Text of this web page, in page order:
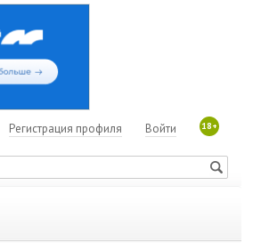
18+
Войти
Регистрация профиля